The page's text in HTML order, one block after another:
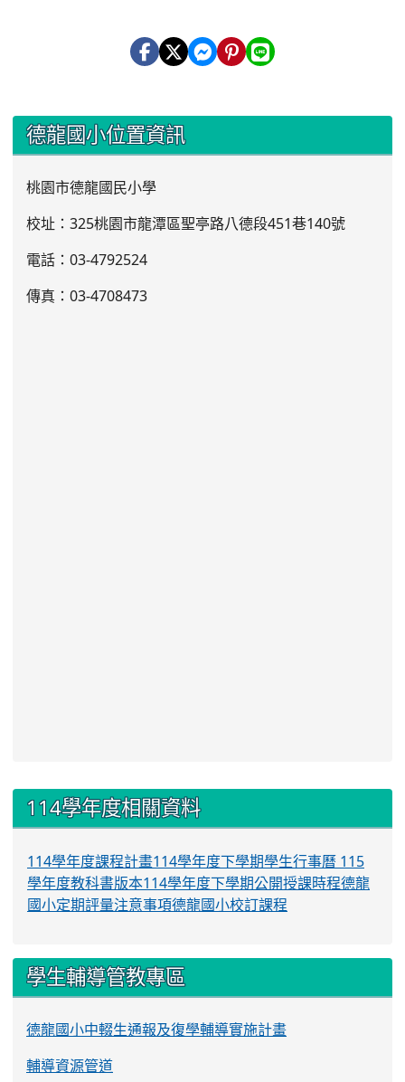
::: 德龍國小位置資訊
桃園市德龍國民小學
校址：325桃園市龍潭區聖亭路八德段451巷140號
電話：03-4792524
傳真：03-4708473
::: 114學年度相關資料
114學年度課程計畫114學年度下學期學生行事曆 115
學年度教科書版本114學年度下學期公開授課時程德龍
國小定期評量注意事項德龍國小校訂課程
學生輔導管教專區
德龍國小中輟生通報及復學輔導實施計畫
輔導資源管道